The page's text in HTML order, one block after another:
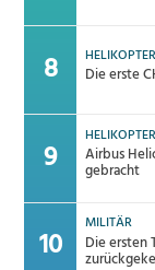
HELIKOPTER
Die erste
HELIKOPTER
Airbus
gebracht
MILITÄR
Die ersten